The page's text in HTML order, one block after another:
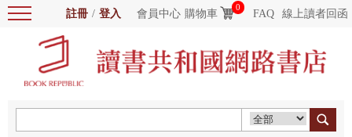
註冊 / 登入 會員中心 購物車
0
FAQ 線上讀者回函